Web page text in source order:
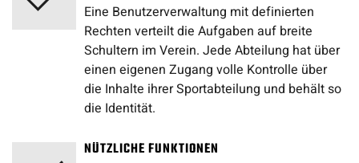
Eine Benutzerverwaltung mit definierten
Rechten verteilt die Aufgaben auf breite
Schultern im Verein. Jede Abteilung hat über
einen eigenen Zugang volle Kontrolle über
die Inhalte ihrer Sportabteilung und behält so
die Identität.
NÜTZLICHE FUNKTIONEN